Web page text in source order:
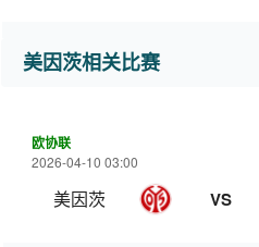
美因茨相关比赛
欧协联
2026-04-10 03:00
美因茨 VS